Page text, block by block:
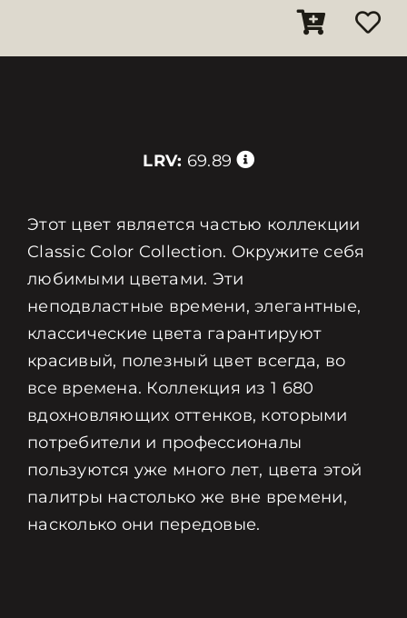
LRV: 69.89
Этот цвет является частью коллекции
Classic Color Collection. Окружите себя
любимыми цветами. Эти
неподвластные времени, элегантные,
классические цвета гарантируют
красивый, полезный цвет всегда, во
все времена. Коллекция из 1 680
вдохновляющих оттенков, которыми
потребители и профессионалы
пользуются уже много лет, цвета этой
палитры настолько же вне времени,
насколько они передовые.